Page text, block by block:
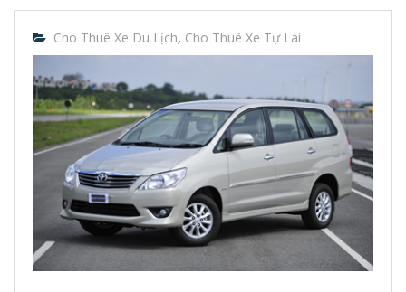
Cho Thuê Xe Du Lịch, Cho Thuê Xe Tự Lái